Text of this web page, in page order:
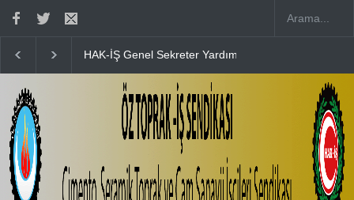
HAK-İŞ Genel Sekreter Yardımcısı Fatma Zengin’in